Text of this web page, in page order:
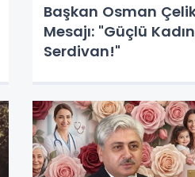
Başkan Osman
Mesajı: "Güçlü
Serdivan!"